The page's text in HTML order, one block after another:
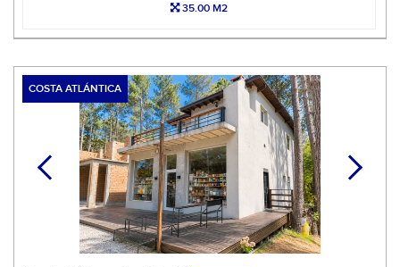
35.00 M2
COSTA ATLÁNTICA